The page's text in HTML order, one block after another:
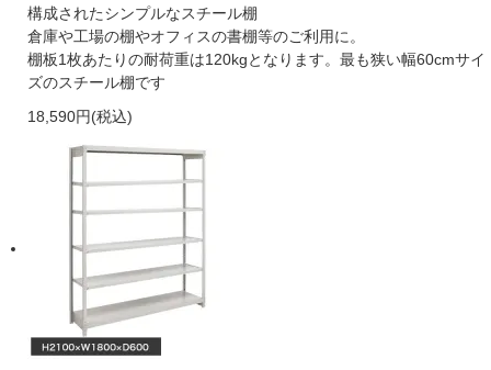
構成されたシンプルなスチール棚
倉庫や工場の棚やオフィスの書棚等のご利用に。
棚板1枚あたりの耐荷重は120kgとなります。最も狭い幅60cmサイ
ズのスチール棚です
18,590円(税込)